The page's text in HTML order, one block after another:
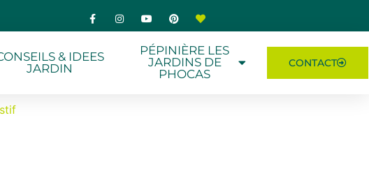
& IDEES
JARDIN
PÉPINIÈRE LES
JARDINS DE
PHOCAS
CONTACT